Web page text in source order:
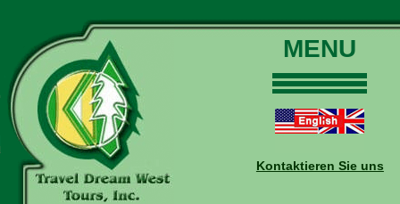
MENU
Touren
Daten und Preise
Kontaktieren Sie uns